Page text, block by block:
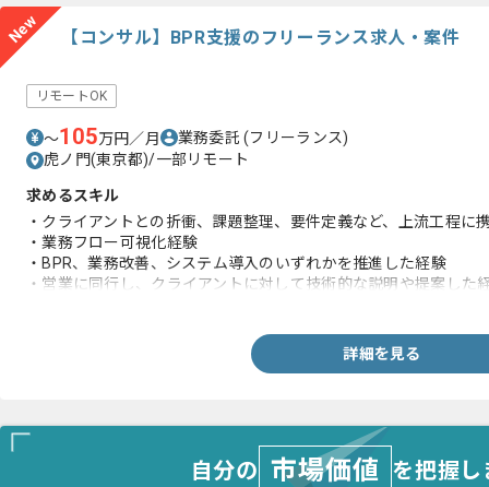
New 【コンサル】BPR支援のフリーランス求人・案件
リモートOK
〜105万円／月 業務委託(フリーランス)
虎ノ門(東京都)/一部リモート
求めるスキル
・クライアントとの折衝、課題整理、要件定義など、上流工程に
・業務フロー可視化経験
・BPR、業務改善、システム導入のいずれかを推進した経験
・営業に同行し、クライアントに対して技術的な説明や提案した
詳細を見る
自分の 市場価値 を把握